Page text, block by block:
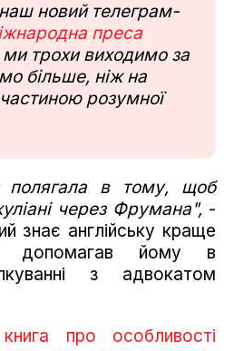
новий телеграм-
преса
трохи виходимо за
більше, ніж на
розумної
полягала в тому, щоб
через Фрумана", -
знає англійську краще
допомагав йому в
з адвокатом
книга про особливості